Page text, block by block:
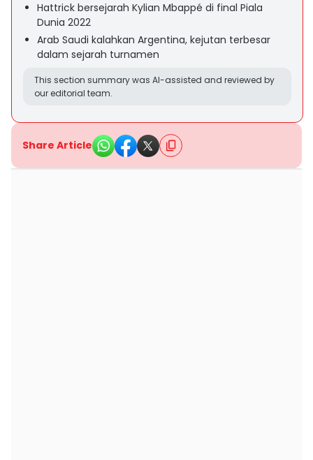
Hattrick bersejarah Kylian Mbappé di final Piala
Dunia 2022
Arab Saudi kalahkan Argentina, kejutan terbesar
dalam sejarah turnamen
This section summary was AI-assisted and reviewed by
our editorial team.
Share Article